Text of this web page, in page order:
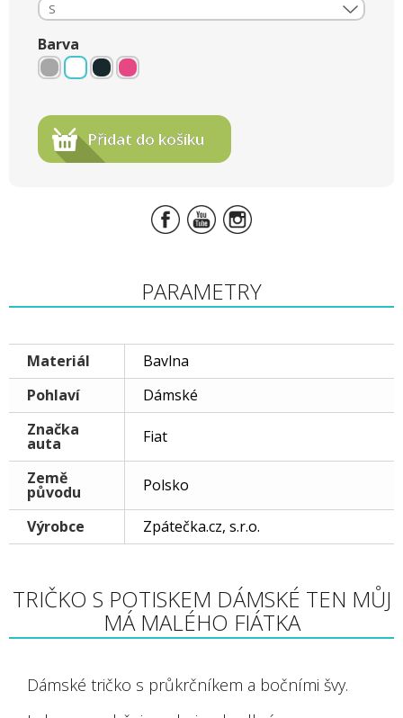
S
Barva
Přidat do košíku
PARAMETRY
Materiál
Bavlna
Pohlaví
Dámské
Značka
auta Fiat
Země
původu Polsko
Výrobce Zpátečka.cz, s.r.o.
TRIČKO S POTISKEM DÁMSKÉ TEN MŮJ
MÁ MALÉHO FIÁTKA
Dámské tričko s průkrčníkem a bočními švy.